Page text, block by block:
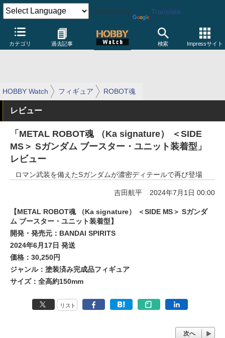
Powered by Translate
カテゴリ 過去記事 検索 Impressサイト
HOBBY Watch フィギュア ROBOT魂
レビュー
「METAL ROBOT魂 （Ka signature） ＜SIDE
MS＞ Sガンダム ブースター・ユニット装着型」
レビュー
ロマン武装を備えたSガンダムが濃密ディテールで再び登場
吉田航平 2024年7月1日 00:00
【METAL ROBOT魂 （Ka signature） ＜SIDE MS＞ Sガンダ
ム ブースター・ユニット装着型】
開発・発売元：BANDAI SPIRITS
2024年6月17日 発送
価格：30,250円
ジャンル：塗装済み完成品フィギュア
サイズ：全高約150mm
リスト
次へ